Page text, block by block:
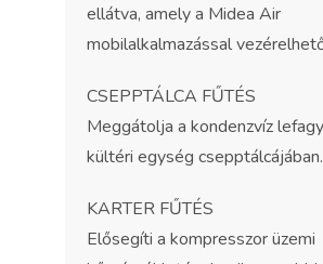
ellátva, amely a Midea Air
mobilalkalmazással
CSEPPTÁLCA FŰTÉS
Meggátolja a kondenzvíz
kültéri egység csepptálcájában.
KARTER FŰTÉS
Elősegíti a kompresszor üzemi